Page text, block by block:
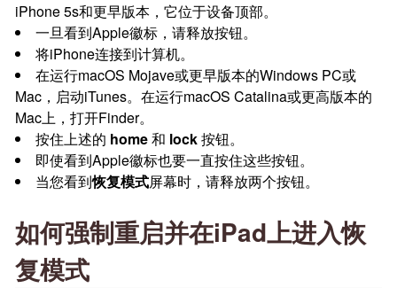
iPhone 5s和更早版本，它位于设备顶部。
一旦看到Apple徽标，请释放按钮。
将iPhone连接到计算机。
在运行macOS Mojave或更早版本的Windows PC或
Mac，启动iTunes。在运行macOS Catalina或更高版本的
Mac上，打开Finder。
按住上述的 home和 lock按钮。
即使看到Apple徽标也要一直按住这些按钮。
当您看到恢复模式屏幕时，请释放两个按钮。
如何强制重启并在iPad上进入恢
复模式